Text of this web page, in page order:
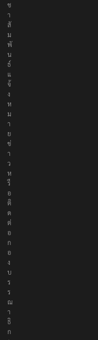
ช
า
สั
ม
พั
น
ธ์
แ
จ้
ง
ห
ม
า
ย
ข่
า
ว
ห
รื
อ
ติ
ด
ต่
อ
ก
อ
ง
บ
ร
ร
ณ
า
ธิ
ก